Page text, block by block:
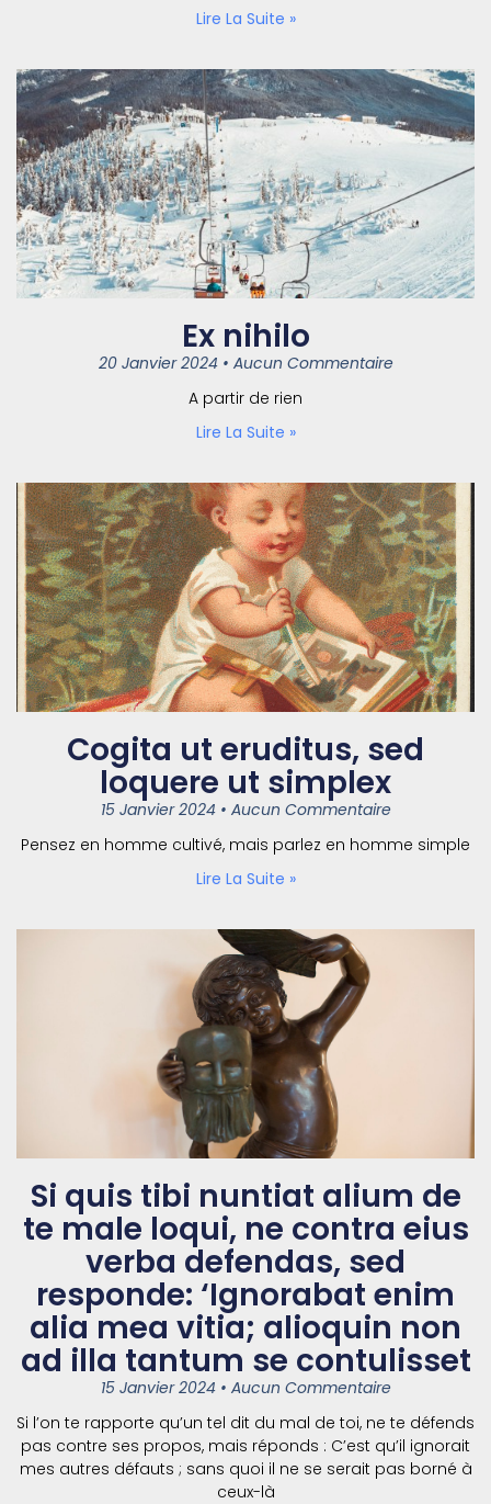
Lire La Suite »
Ex nihilo
20 Janvier 2024
Aucun Commentaire
A partir de rien
Lire La Suite »
Cogita ut eruditus, sed
loquere ut simplex
15 Janvier 2024
Aucun Commentaire
Pensez en homme cultivé, mais parlez en homme simple
Lire La Suite »
Si quis tibi nuntiat alium de
te male loqui, ne contra eius
verba defendas, sed
responde: ‘Ignorabat enim
alia mea vitia; alioquin non
ad illa tantum se contulisset
15 Janvier 2024
Aucun Commentaire
Si l’on te rapporte qu’un tel dit du mal de toi, ne te défends
pas contre ses propos, mais réponds : C’est qu’il ignorait
mes autres défauts ; sans quoi il ne se serait pas borné à
ceux-là